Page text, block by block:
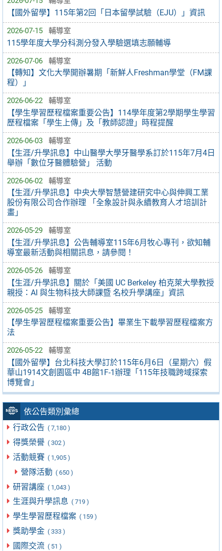
【國外留學】115年第2回「日本留學試驗（EJU）」資訊
2026-07-15 輔導室
115學年度大學分科測分發入學驗選填志願輔導
2026-07-06 輔導室
【轉知】文化大學開辦暑期「新鮮人Freshman學堂（FM課
程）」
2026-06-22 輔導室
【學生學習歷程檔案重要公告】114學年度第2學期學生學習
歷程檔案「學生上傳」及「教師認證」時程提醒
2026-06-03 輔導室
【生涯/升學訊息】中山醫學大學牙醫學系訂於115年7月4日
舉辦「數位牙醫體驗營」 活動
2026-06-02 輔導室
【生涯/升學訊息】中央大學智慧營建研究中心與伸興工業
股份有限公司合作辦理 「全象設計與永續教育人才培訓計
畫」
2026-05-29 輔導室
【生涯/升學訊息】公告輔導室115年6月牧心專刊，欲知輔
導室最新活動與相關訊息，請參閱！
2026-05-26 輔導室
【生涯/升學訊息】關於「美國 UC Berkeley 柏克萊大學教授
親授：AI 與生物科技大師課暨 名校升學講座」資訊
2026-05-25 輔導室
【學生學習歷程檔案重要公告】畢業生下載學習歷程檔案方
法
2026-05-22 輔導室
【國外留學】台北科技大學訂於115年6月6日（星期六）假
華山1914文創園區中 4B館1F-1辦理「115年技職跨域探索
博覽會」
依公告類別彙總
行政公告 ( 7,180 )
得獎榮譽 ( 302 )
活動競賽 ( 1,905 )
營隊活動 ( 650 )
研習講座 ( 1,043 )
生涯與升學訊息 ( 719 )
學生學習歷程檔案 ( 159 )
獎助學金 ( 333 )
國際交流 ( 51 )